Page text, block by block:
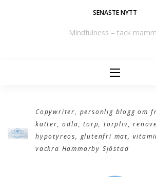
SENASTE NYTT
Mindfulness – tack
Copywriter, personlig blogg om
katter, odla, torp, torpliv,
hypotyreos, glutenfri mat,
vackra Hammarby Sjöstad